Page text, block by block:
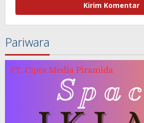
Pariwara